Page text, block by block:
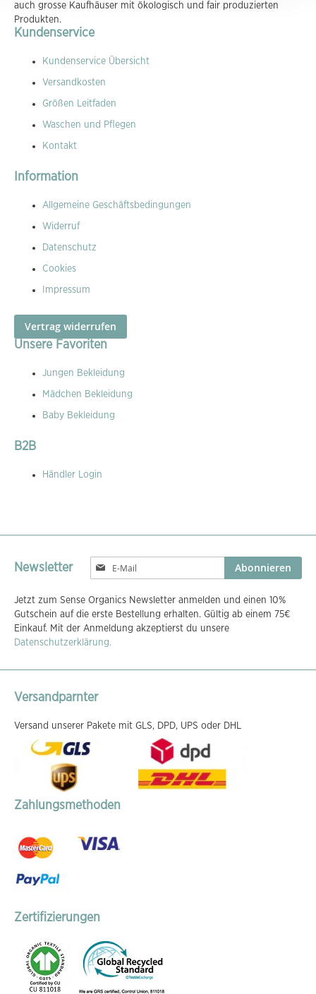
auch grosse Kaufhäuser mit ökologisch und fair produzierten
Produkten.
Kundenservice
Kundenservice Übersicht
Versandkosten
Größen Leitfaden
Waschen und Pflegen
Kontakt
Information
Allgemeine Geschäftsbedingungen
Widerruf
Datenschutz
Cookies
Impressum
Vertrag widerrufen
Unsere Favoriten
Jungen Bekleidung
Mädchen Bekleidung
Baby Bekleidung
B2B
Händler Login
Newsletter
Melden
Sie
für
unseren
Newsletter
an:
Abonnieren
Jetzt zum Sense Organics Newsletter anmelden und einen 10%
Gutschein auf die erste Bestellung erhalten. Gültig ab einem 75€
Einkauf. Mit der Anmeldung akzeptierst du unsere
Datenschutzerklärung.
Versandparnter
Versand unserer Pakete mit GLS, DPD, UPS oder DHL
Zahlungsmethoden
Zertifizierungen